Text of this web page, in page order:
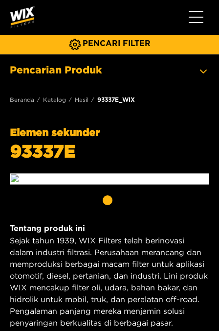
Beralih
PENCARI FILTER
Pencarian Produk
Beranda Katalog Hasil 93337E_WIX
Elemen sekunder
93337E
Tentang produk ini
Sejak tahun 1939, WIX Filters telah berinovasi
dalam industri filtrasi. Perusahaan merancang dan
memproduksi berbagai macam filter untuk aplikasi
otomotif, diesel, pertanian, dan industri. Lini produk
WIX mencakup filter oli, udara, bahan bakar, dan
hidrolik untuk mobil, truk, dan peralatan off-road.
Pengalaman panjang mereka menjamin solusi
penyaringan berkualitas di berbagai pasar.